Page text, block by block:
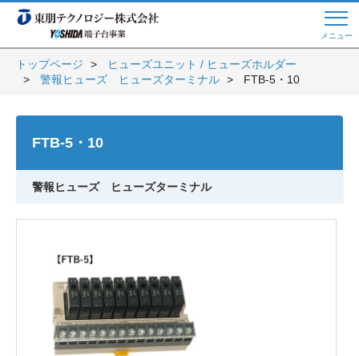
メニュー
Web商談 ご希望の方はこちら
電話・メールでお問い合わせ
トップページへ
よくある質問
会員登録
トップページ
ヒューズユニット / ヒューズホルダー
警報ヒューズ ヒューズターミナル
FTB-5・10
FTB-5・10
警報ヒューズ ヒューズターミナル